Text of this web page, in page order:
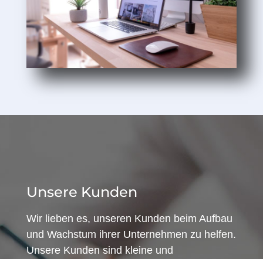
Unsere Kunden
Wir lieben es, unseren Kunden beim Aufbau
und Wachstum ihrer Unternehmen zu helfen.
Unsere Kunden sind kleine und